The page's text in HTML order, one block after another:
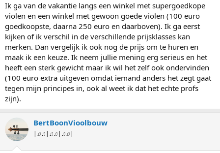
Ik ga van de vakantie langs een winkel met supergoedkope
violen en een winkel met gewoon goede violen (100 euro
goedkoopste, daarna 250 euro en daarboven). Ik ga eerst
kijken of ik verschil in de verschillende prijsklasses kan
merken. Dan vergelijk ik ook nog de prijs om te huren en
maak ik een keuze. Ik neem jullie mening erg serieus en het
heeft een sterk gewicht maar ik wil het zelf ook ondervinden
(100 euro extra uitgeven omdat iemand anders het zegt gaat
tegen mijn principes in, ook al weet ik dat het echte profs
zijn).
BertBoonVioolbouw
|♫♫|♫♫|♫♫|